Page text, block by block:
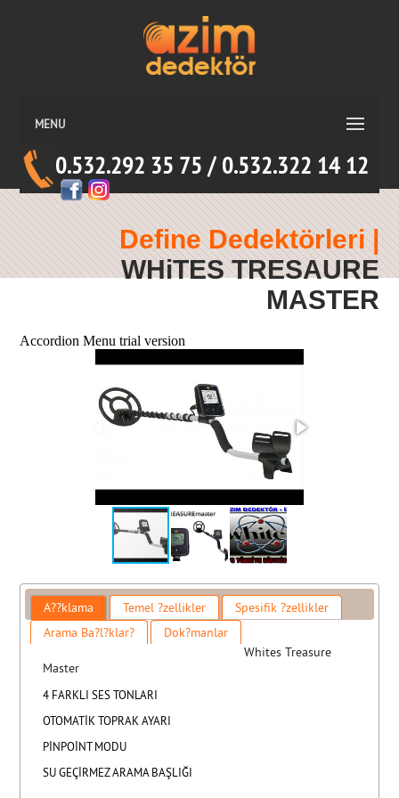
MENU
0.532.292 35 75 / 0.532.322 14 12
Define Dedektörleri |
WHiTES TRESAURE
MASTER
Accordion Menu trial version
A??klama Temel ?zellikler
Spesifik ?zellikler
Arama Ba?l?klar?
Dok?manlar
Whites Treasure
Master
4 FARKLI SES TONLARI
OTOMATİK TOPRAK AYARI
PİNPOİNT MODU
SU GEÇİRMEZ ARAMA BAŞLIĞI